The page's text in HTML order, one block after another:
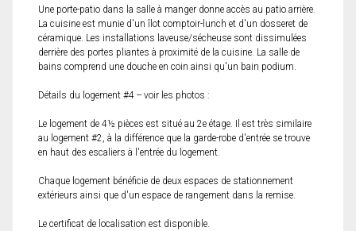
Une porte-patio dans la salle à manger donne accès au patio arrière.
La cuisine est munie d'un îlot comptoir-lunch et d'un dosseret de
céramique. Les installations laveuse/sécheuse sont dissimulées
derrière des portes pliantes à proximité de la cuisine. La salle de
bains comprend une douche en coin ainsi qu'un bain podium.
Détails du logement #4 -- voir les photos :
Le logement de 4½ pièces est situé au 2e étage. Il est très similaire
au logement #2, à la différence que la garde-robe d'entrée se trouve
en haut des escaliers à l'entrée du logement.
Chaque logement bénéficie de deux espaces de stationnement
extérieurs ainsi que d'un espace de rangement dans la remise.
Le certificat de localisation est disponible.